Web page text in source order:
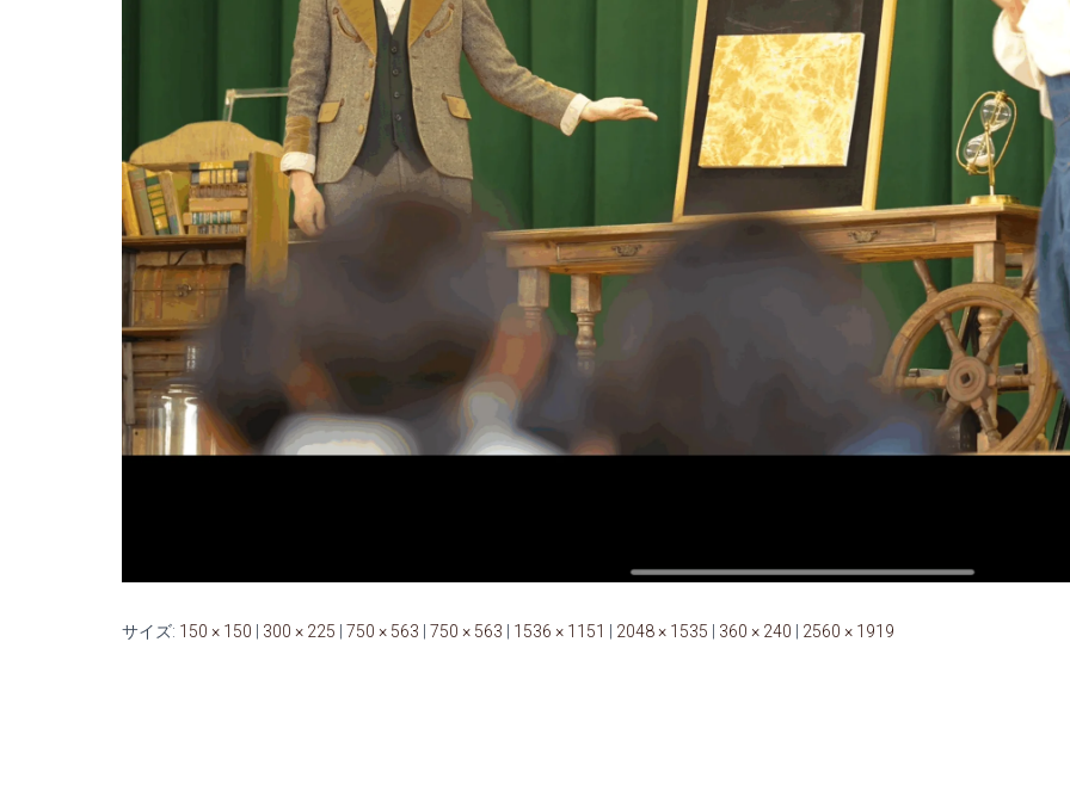
サイズ: 150 × 150 | 300 × 225 | 750 × 563 | 750 × 563 | 1536 × 1151 | 2048 × 1535 | 360 × 240 | 2560 × 1919